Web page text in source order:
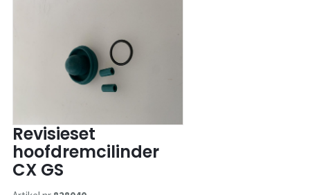
Revisieset
hoofdremcilinder
CX GS